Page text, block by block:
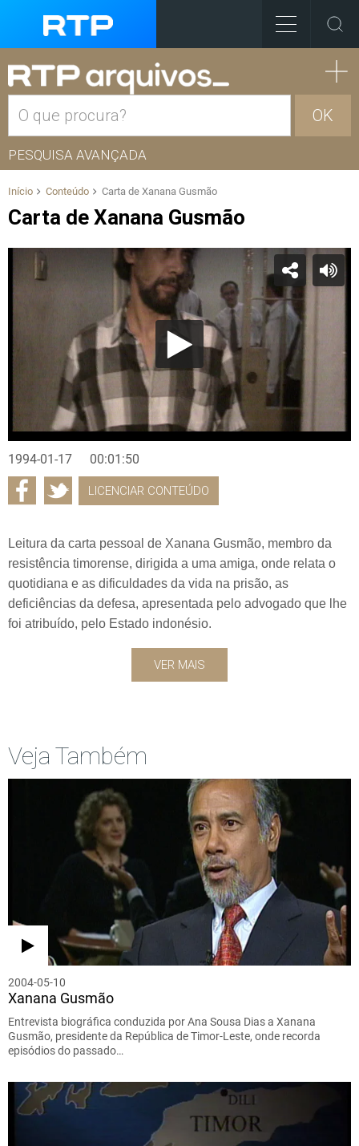
OK
PESQUISA AVANÇADA
Início Conteúdo Carta de Xanana Gusmão
Carta de Xanana Gusmão
1994-01-17 00:01:50
LICENCIAR CONTEÚDO
Leitura da carta pessoal de Xanana Gusmão, membro da
resistência timorense, dirigida a uma amiga, onde relata o
quotidiana e as dificuldades da vida na prisão, as
deficiências da defesa, apresentada pelo advogado que lhe
foi atribuído, pelo Estado indonésio.
VER MAIS
Veja Também
2004-05-10
Xanana Gusmão
Entrevista biográfica conduzida por Ana Sousa Dias a Xanana
Gusmão, presidente da República de Timor-Leste, onde recorda
episódios do passado…